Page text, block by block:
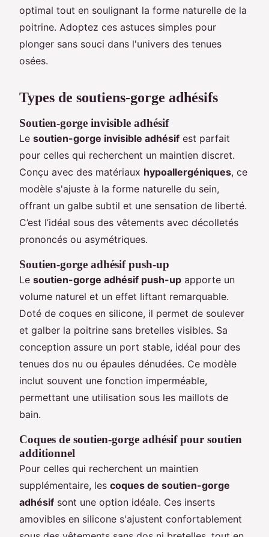
optimal tout en soulignant la forme naturelle de la
poitrine. Adoptez ces astuces simples pour
plonger sans souci dans l'univers des tenues
osées.
Types de soutiens-gorge adhésifs
Soutien-gorge invisible adhésif
Le soutien-gorge invisible adhésif est parfait
pour celles qui recherchent un maintien discret.
Conçu avec des matériaux hypoallergéniques, ce
modèle s'ajuste à la forme naturelle du sein,
offrant un galbe subtil et une sensation de liberté.
C’est l’idéal sous des vêtements avec décolletés
prononcés ou asymétriques.
Soutien-gorge adhésif push-up
Le soutien-gorge adhésif push-up apporte un
volume naturel et un effet liftant remarquable.
Doté de coques en silicone, il permet de soulever
et galber la poitrine sans bretelles visibles. Sa
conception assure un port stable, idéal pour des
tenues dos nu ou épaules dénudées. Ce modèle
inclut souvent une fonction imperméable,
permettant une utilisation sous les maillots de
bain.
Coques de soutien-gorge adhésif pour soutien
additionnel
Pour celles qui recherchent un maintien
supplémentaire, les coques de soutien-gorge
adhésif sont une option idéale. Ces inserts
amovibles en silicone s'ajustent confortablement